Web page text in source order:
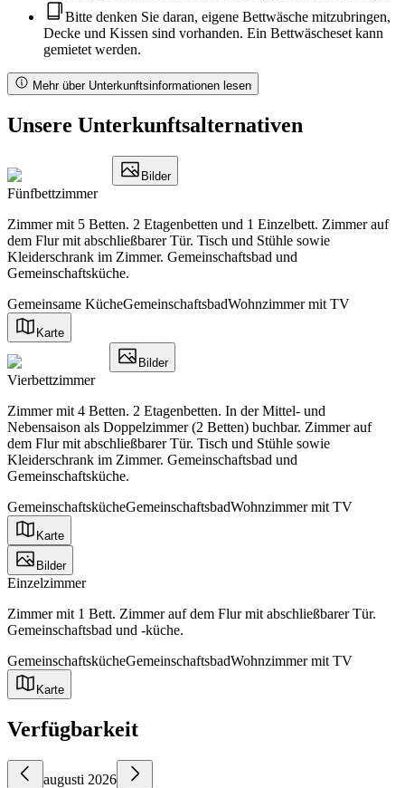
Bitte denken Sie daran, eigene Bettwäsche mitzubringen,
Decke und Kissen sind vorhanden. Ein Bettwäscheset kann
gemietet werden.
Mehr über Unterkunftsinformationen lesen
Unsere Unterkunftsalternativen
Bilder
Fünfbettzimmer
Zimmer mit 5 Betten. 2 Etagenbetten und 1 Einzelbett. Zimmer auf
dem Flur mit abschließbarer Tür. Tisch und Stühle sowie
Kleiderschrank im Zimmer. Gemeinschaftsbad und
Gemeinschaftsküche.
Gemeinsame KücheGemeinschaftsbadWohnzimmer mit TV
Karte
Bilder
Vierbettzimmer
Zimmer mit 4 Betten. 2 Etagenbetten. In der Mittel- und
Nebensaison als Doppelzimmer (2 Betten) buchbar. Zimmer auf
dem Flur mit abschließbarer Tür. Tisch und Stühle sowie
Kleiderschrank im Zimmer. Gemeinschaftsbad und
Gemeinschaftsküche.
GemeinschaftskücheGemeinschaftsbadWohnzimmer mit TV
Karte
Bilder
Einzelzimmer
Zimmer mit 1 Bett. Zimmer auf dem Flur mit abschließbarer Tür.
Gemeinschaftsbad und -küche.
GemeinschaftskücheGemeinschaftsbadWohnzimmer mit TV
Karte
Verfügbarkeit
augusti 2026